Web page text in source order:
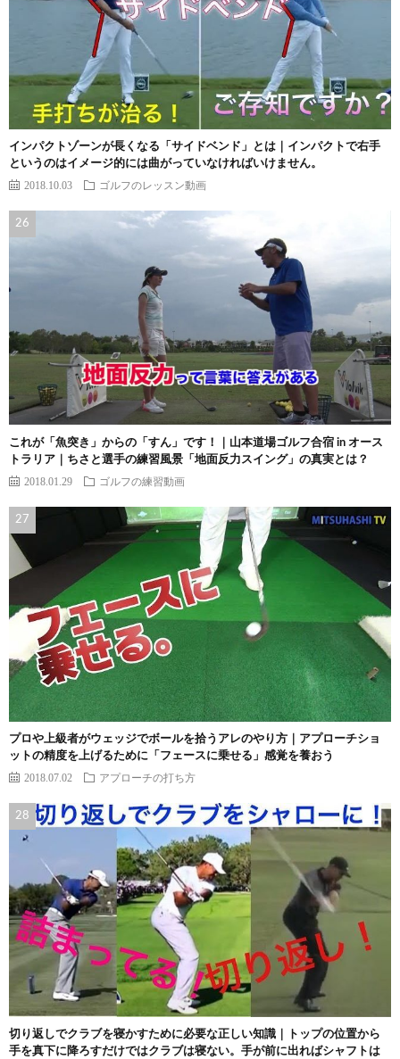
インパクトゾーンが長くなる「サイドベンド」とは｜インパクトで右手
というのはイメージ的には曲がっていなければいけません。
2018.10.03 ゴルフのレッスン動画
これが「魚突き」からの「すん」です！｜山本道場ゴルフ合宿 in オース
トラリア｜ちさと選手の練習風景「地面反力スイング」の真実とは？
2018.01.29 ゴルフの練習動画
プロや上級者がウェッジでボールを拾うアレのやり方｜アプローチショ
ットの精度を上げるために「フェースに乗せる」感覚を養おう
2018.07.02 アプローチの打ち方
切り返しでクラブを寝かすために必要な正しい知識｜トップの位置から
手を真下に降ろすだけではクラブは寝ない。手が前に出ればシャフトは